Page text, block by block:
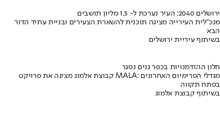
ירושלים 2040: העיר נערכת ל- 1.5 מליון תושבים
מנכ"לית העירייה מציגה תוכנית להשארת הצעירים ובניית עתיד הדור
הבא
בשיתוף עיריית ירושלים
חלון ההזדמנויות בכפר גנים נסגר
קבוצת אלמוג מציגה את פרויקט MALA: מגדלי הפרימיום האחרונים
בפתח תקווה
בשיתוף קבוצת אלמוג